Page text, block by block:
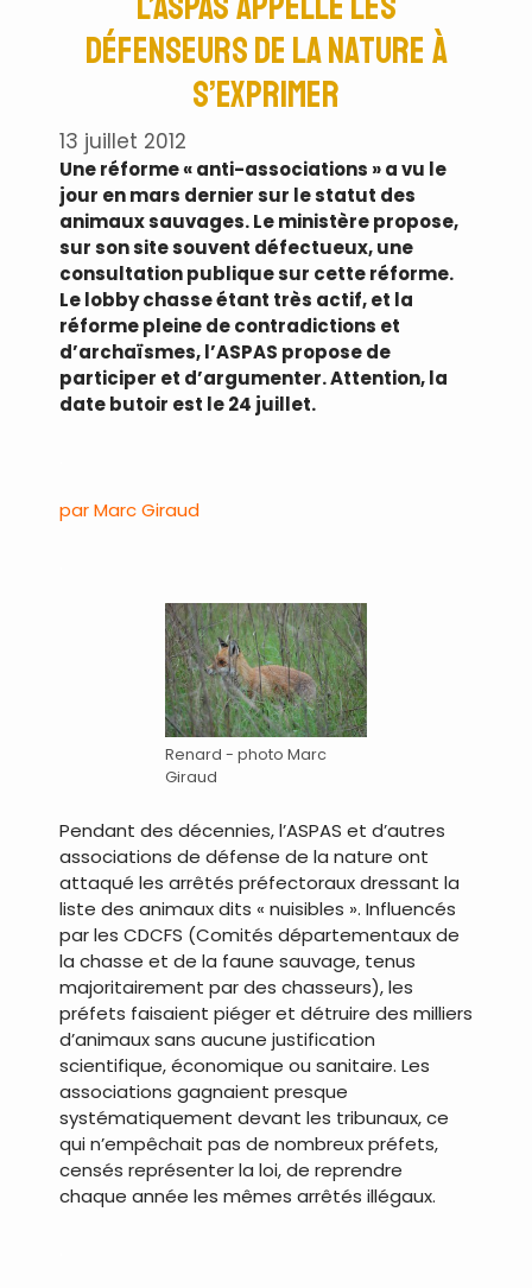
défenseurs de la nature à
s’exprimer
13 juillet 2012
Une réforme « anti-associations » a vu le
jour en mars dernier sur le statut des
animaux sauvages. Le ministère propose,
sur son site souvent défectueux, une
consultation publique sur cette réforme.
Le lobby chasse étant très actif, et la
réforme pleine de contradictions et
d’archaïsmes, l’ASPAS propose de
participer et d’argumenter. Attention, la
date butoir est le 24 juillet.
par Marc Giraud
Renard - photo Marc
Giraud
Pendant des décennies, l’ASPAS et d’autres
associations de défense de la nature ont
attaqué les arrêtés préfectoraux dressant la
liste des animaux dits « nuisibles ». Influencés
par les CDCFS (Comités départementaux de
la chasse et de la faune sauvage, tenus
majoritairement par des chasseurs), les
préfets faisaient piéger et détruire des milliers
d’animaux sans aucune justification
scientifique, économique ou sanitaire. Les
associations gagnaient presque
systématiquement devant les tribunaux, ce
qui n’empêchait pas de nombreux préfets,
censés représenter la loi, de reprendre
chaque année les mêmes arrêtés illégaux.